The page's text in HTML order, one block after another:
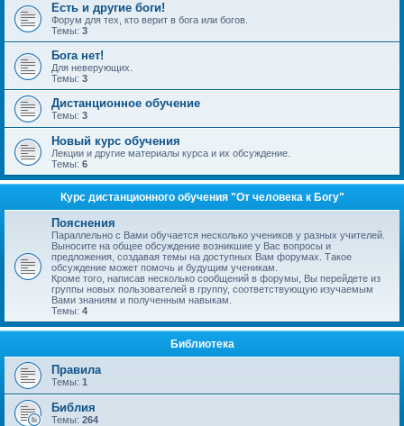
Есть и другие боги!
Форум для тех, кто верит в бога или богов.
Темы: 3
Бога нет!
Для неверующих.
Темы: 3
Дистанционное обучение
Темы: 3
Новый курс обучения
Лекции и другие материалы курса и их обсуждение.
Темы: 6
Курс дистанционного обучения "От человека к Богу"
Пояснения
Параллельно с Вами обучается несколько учеников у разных учителей.
Выносите на общее обсуждение возникшие у Вас вопросы и
предложения, создавая темы на доступных Вам форумах. Такое
обсуждение может помочь и будущим ученикам.
Кроме того, написав несколько сообщений в форумы, Вы перейдете из
группы новых пользователей в группу, соответствующую изучаемым
Вами знаниям и полученным навыкам.
Темы: 4
Библиотека
Правила
Темы: 1
Библия
Темы: 264